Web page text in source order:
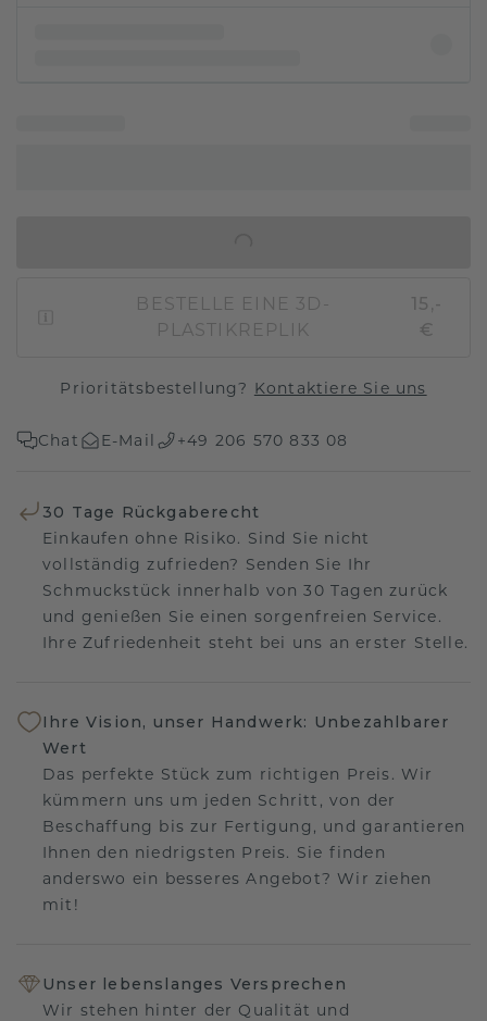
BESTELLE EINE 3D-
PLASTIKREPLIK
15,-
€
Prioritätsbestellung? Kontaktiere Sie uns
Chat E-Mail +49 206 570 833 08
30 Tage Rückgaberecht
Einkaufen ohne Risiko. Sind Sie nicht
vollständig zufrieden? Senden Sie Ihr
Schmuckstück innerhalb von 30 Tagen zurück
und genießen Sie einen sorgenfreien Service.
Ihre Zufriedenheit steht bei uns an erster Stelle.
Ihre Vision, unser Handwerk: Unbezahlbarer
Wert
Das perfekte Stück zum richtigen Preis. Wir
kümmern uns um jeden Schritt, von der
Beschaffung bis zur Fertigung, und garantieren
Ihnen den niedrigsten Preis. Sie finden
anderswo ein besseres Angebot? Wir ziehen
mit!
Unser lebenslanges Versprechen
Wir stehen hinter der Qualität und